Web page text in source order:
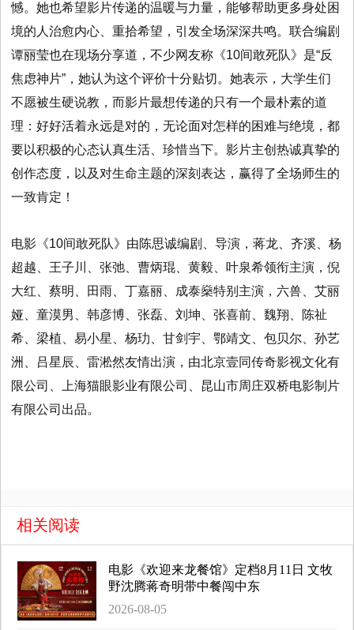
憾。她也希望影片传递的温暖与力量，能够帮助更多身处困
境的人治愈内心、重拾希望，引发全场深深共鸣。联合编剧
谭丽莹也在现场分享道，不少网友称《10间敢死队》是“反
焦虑神片”，她认为这个评价十分贴切。她表示，大学生们
不愿被生硬说教，而影片最想传递的只有一个最朴素的道
理：好好活着永远是对的，无论面对怎样的困难与绝境，都
要以积极的心态认真生活、珍惜当下。影片主创热诚真挚的
创作态度，以及对生命主题的深刻表达，赢得了全场师生的
一致肯定！
电影《10间敢死队》由陈思诚编剧、导演，蒋龙、齐溪、杨
超越、王子川、张弛、曹炳琨、黄毅、叶泉希领衔主演，倪
大红、蔡明、田雨、丁嘉丽、成泰燊特别主演，六兽、艾丽
娅、童漠男、韩彦博、张磊、刘坤、张喜前、魏翔、陈祉
希、梁植、易小星、杨玏、甘剑宇、鄂靖文、包贝尔、孙艺
洲、吕星辰、雷淞然友情出演，由北京壹同传奇影视文化有
限公司、上海猫眼影业有限公司、昆山市周庄双桥电影制片
有限公司出品。
相关阅读
电影《欢迎来龙餐馆》定档8月11日 文牧
野沈腾蒋奇明带中餐闯中东
2026-08-05